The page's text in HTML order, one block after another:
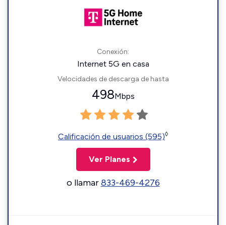
Conexión:
Internet 5G en casa
Velocidades de descarga de hasta
498Mbps
Calificación de usuarios (595)◊
Ver Planes
o llamar833-469-4276